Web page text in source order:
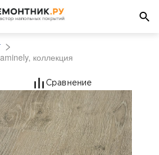
коллекция
33 класса
Сравнение